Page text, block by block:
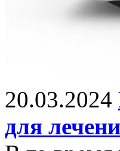
20.03.2024
для